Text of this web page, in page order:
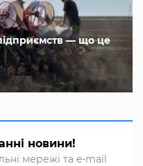
підприємств — що це
новини!
мережі та e-mail